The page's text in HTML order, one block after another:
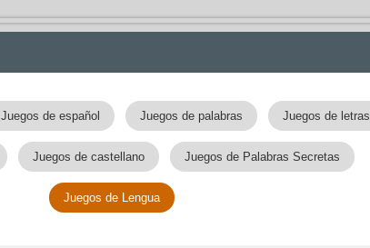
Juegos de español Juegos de palabras Juegos de letras
Juegos de castellano Juegos de Palabras Secretas
Juegos de Lengua